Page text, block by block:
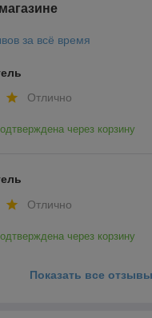
за всё время
Отлично
через корзину
Отлично
через корзину
Показать все отзывы